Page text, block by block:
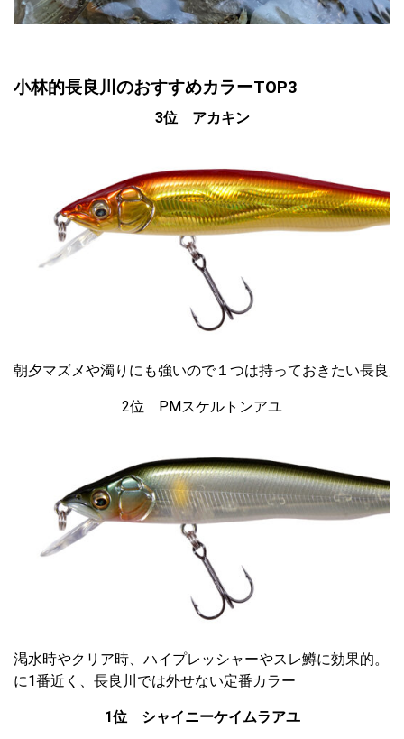
小林的長良川のおすすめカラーTOP3
3位 アカキン
朝夕マズメや濁りにも強いので１つは持っておきたい長良
2位 PMスケルトンアユ
渇水時やクリア時、ハイプレッシャーやスレ鱒に効果的。
に1番近く、長良川では外せない定番カラー
1位 シャイニーケイムラアユ